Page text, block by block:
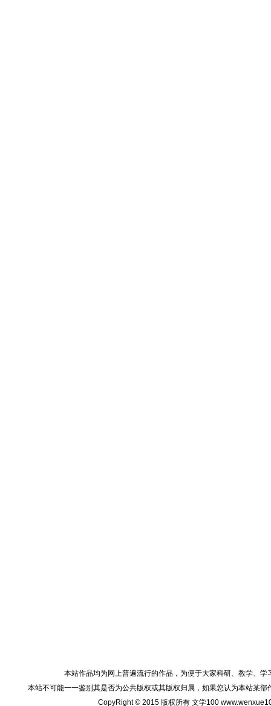
本站作品均为网上普遍流行的作品，为便于大家科研、教学、
本站不可能一一鉴别其是否为公共版权或其版权归属，如果您认为本站某
CopyRight © 2015 版权所有 文学100